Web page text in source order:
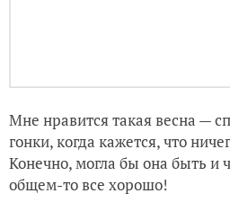
ЗАПИСЬ РАЗМЕЩЕНА В РАЗДЕЛАХ:
ТЮЛЬПАНЫ,КАНДЫКИ,ПАХИЗАНДРЫ
ЭРИТРОНИУМЫ
комментариев